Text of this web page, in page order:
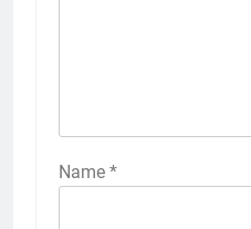
Name *